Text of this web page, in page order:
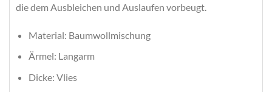
die dem Ausbleichen und Auslaufen vorbeugt.
Material: Baumwollmischung
Ärmel: Langarm
Dicke: Vlies